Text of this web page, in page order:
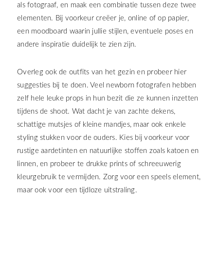
als fotograaf, en maak een combinatie tussen deze twee
elementen. Bij voorkeur creëer je, online of op papier,
een moodboard waarin jullie stijlen, eventuele poses en
andere inspiratie duidelijk te zien zijn.
Overleg ook de outfits van het gezin en probeer hier
suggesties bij te doen. Veel newborn fotografen hebben
zelf hele leuke props in hun bezit die ze kunnen inzetten
tijdens de shoot. Wat dacht je van zachte dekens,
schattige mutsjes of kleine mandjes, maar ook enkele
styling stukken voor de ouders. Kies bij voorkeur voor
rustige aardetinten en natuurlijke stoffen zoals katoen en
linnen, en probeer te drukke prints of schreeuwerig
kleurgebruik te vermijden. Zorg voor een speels element,
maar ook voor een tijdloze uitstraling.